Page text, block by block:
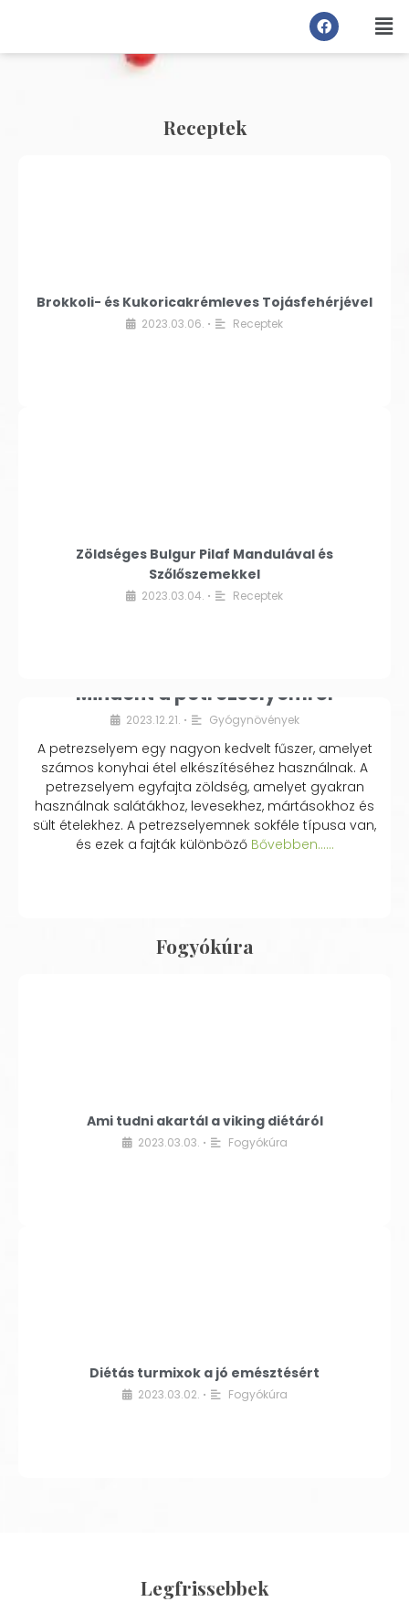
Receptek
Brokkoli- és Kukoricakrémleves Tojásfehérjével
2023.03.06. • Receptek
Zöldséges Bulgur Pilaf Mandulával és
Szőlőszemekkel
2023.03.04. • Receptek
Mindent a petrezselyemről
2023.12.21. • Gyógynövények
A petrezselyem egy nagyon kedvelt fűszer, amelyet
számos konyhai étel elkészítéséhez használnak. A
petrezselyem egyfajta zöldség, amelyet gyakran
használnak salátákhoz, levesekhez, mártásokhoz és
sült ételekhez. A petrezselyemnek sokféle típusa van,
és ezek a fajták különbözőBővebben...…
Fogyókúra
Ami tudni akartál a viking diétáról
2023.03.03. • Fogyókúra
Diétás turmixok a jó emésztésért
2023.03.02. • Fogyókúra
Legfrissebbek